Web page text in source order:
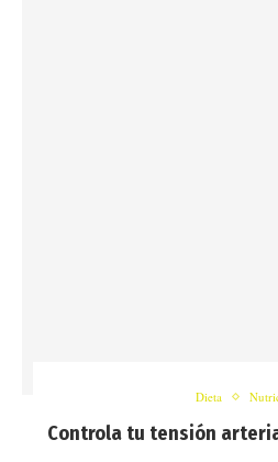
Dieta
Controla tu tensión